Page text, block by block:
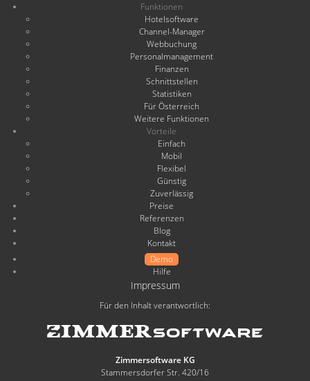
Funktionen
Hotelsoftware
Channel-Manager
Webbuchung
Personalmanagement
Finanzen
Schnittstellen
Statistiken
Für Österreich
Weitere Funktionen
Vorteile
Einfach
Mobil
Flexibel
Günstig
Zuverlässig
Preise
Referenzen
Blog
Kontakt
Demo
Hilfe
Impressum
Für den Inhalt verantwortlich:
Zimmersoftware KG
Stammersdorfer Str. 420/16